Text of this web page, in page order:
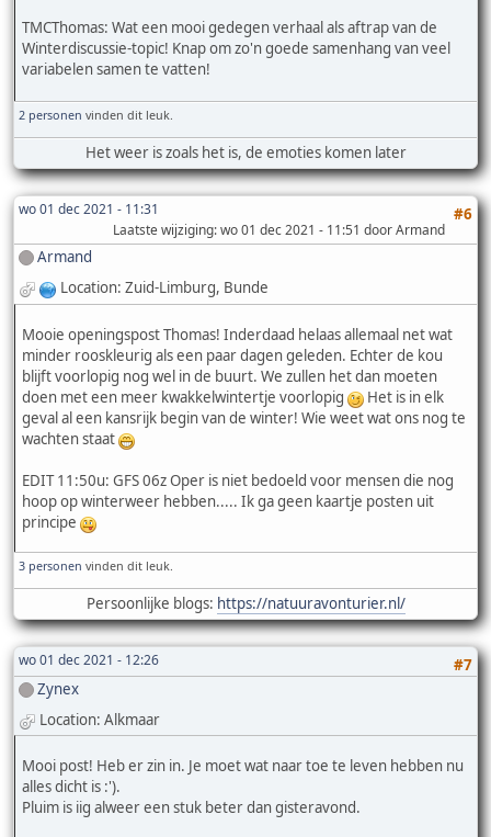
TMCThomas: Wat een mooi gedegen verhaal als aftrap van de
Winterdiscussie-topic! Knap om zo'n goede samenhang van veel
variabelen samen te vatten!
2 personen vinden dit leuk.
Het weer is zoals het is, de emoties komen later
wo 01 dec 2021 - 11:31 #6
Laatste wijziging: wo 01 dec 2021 - 11:51 door Armand
Armand
Location: Zuid-Limburg, Bunde
Mooie openingspost Thomas! Inderdaad helaas allemaal net wat
minder rooskleurig als een paar dagen geleden. Echter de kou
blijft voorlopig nog wel in de buurt. We zullen het dan moeten
doen met een meer kwakkelwintertje voorlopig
Het is in elk
geval al een kansrijk begin van de winter! Wie weet wat ons nog te
wachten staat
EDIT 11:50u: GFS 06z Oper is niet bedoeld voor mensen die nog
hoop op winterweer hebben..... Ik ga geen kaartje posten uit
principe
3 personen vinden dit leuk.
Persoonlijke blogs: https://natuuravonturier.nl/
wo 01 dec 2021 - 12:26
#7
Zynex
Location: Alkmaar
Mooi post! Heb er zin in. Je moet wat naar toe te leven hebben nu
alles dicht is :').
Pluim is iig alweer een stuk beter dan gisteravond.